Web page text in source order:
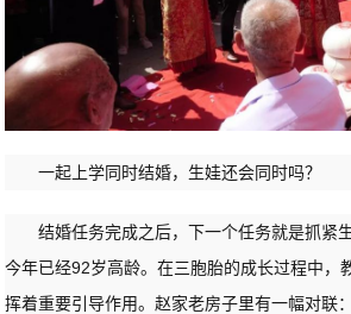
一起上学同时结婚，生娃还会同时吗？
结婚任务完成之后，下一个任务就是抓紧
今年已经92岁高龄。在三胞胎的成长过程中，
挥着重要引导作用。赵家老房子里有一幅对联